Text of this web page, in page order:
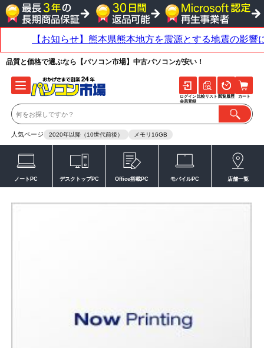
品質と価格で選ぶなら【パソコン市場】中古パソコンが安い！
人気ページ 2020年以降（10世代前後） メモリ16GB
ログイン
会員登録
比較リスト 閲覧履歴 カート
ノートPC デスクトップPC Office搭載PC モバイルPC 店舗一覧